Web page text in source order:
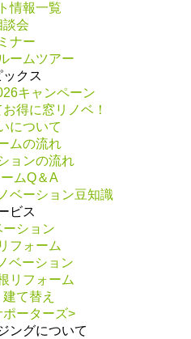
情報一覧
談会
ナー
ームツアー
ックス
キャンペーン
得に窓リノベ！
について
ムの流れ
ョンの流れ
ムQ＆A
ベーション豆知識
ビス
ーション
フォーム
ベーション
リフォーム
て替え
ーターズ>
ングについて